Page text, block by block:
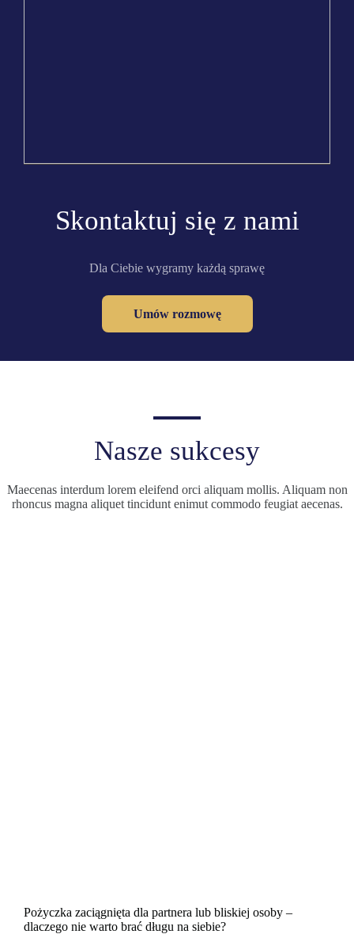
Skontaktuj się z nami
Dla Ciebie wygramy każdą sprawę
Umów rozmowę
Nasze sukcesy
Maecenas interdum lorem eleifend orci aliquam mollis. Aliquam non
rhoncus magna aliquet tincidunt enimut commodo feugiat aecenas.
Pożyczka zaciągnięta dla partnera lub bliskiej osoby –
dlaczego nie warto brać długu na siebie?